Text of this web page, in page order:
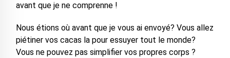
avant que je ne comprenne !
Nous étions où avant que je vous ai envoyé? Vous allez
piétiner vos cacas la pour essuyer tout le monde?
Vous ne pouvez pas simplifier vos propres corps ?